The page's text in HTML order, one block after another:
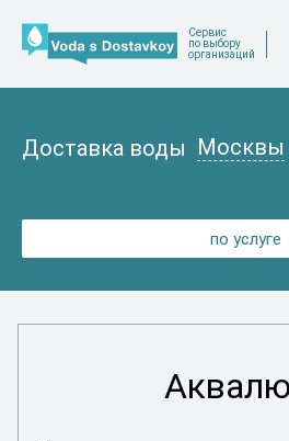
Сервис
по выбору
организаций
Доставка воды Москвы
по услуге